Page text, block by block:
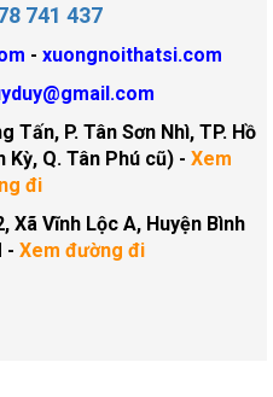
741 437
- xuongnoithatsi.com
Tấn, P. Tân Sơn Nhì, TP. Hồ
Kỳ, Q. Tân Phú cũ) - Xem
đi
Xã Vĩnh Lộc A, Huyện Bình
- Xem đường đi